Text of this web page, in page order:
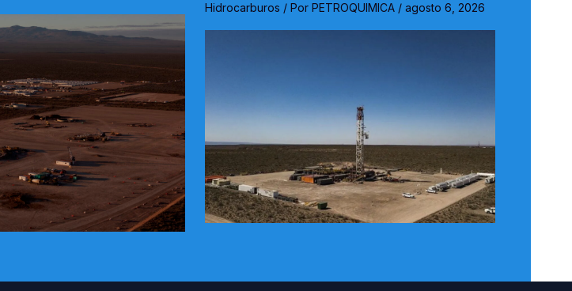
Hidrocarburos / PorPETROQUIMICA /agosto 6, 2026